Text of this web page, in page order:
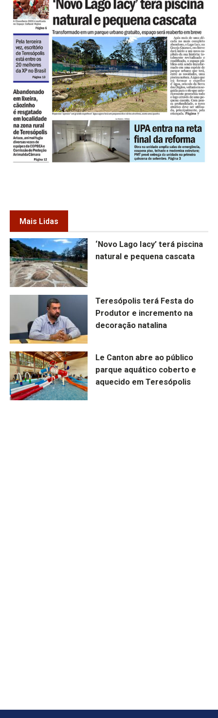
Mais Lidas
‘Novo Lago Iacy’ terá piscina
natural e pequena cascata
Teresópolis terá Festa do
Produtor e incremento na
decoração natalina
Le Canton abre ao público
parque aquático coberto e
aquecido em Teresópolis